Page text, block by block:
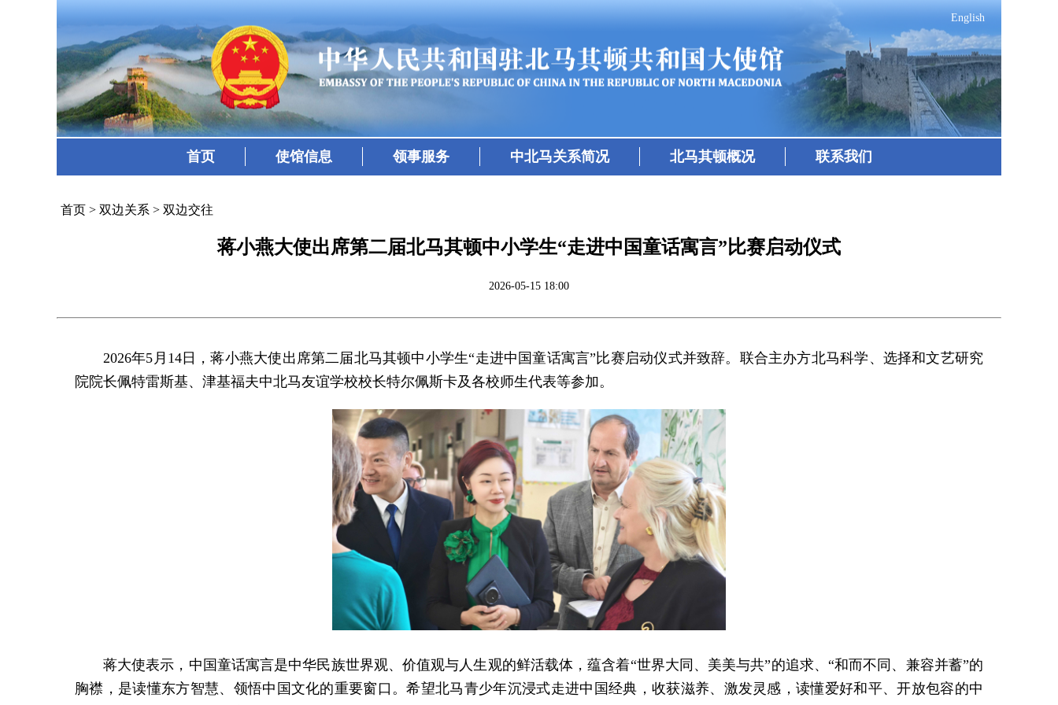
English
首页 使馆信息 领事服务 中北马关系简况 北马其顿概况 联系我们
首页 > 双边关系 > 双边交往
蒋小燕大使出席第二届北马其顿中小学生“走进中国童话寓言”比赛启动仪式
2026-05-15 18:00
2026年5月14日，蒋小燕大使出席第二届北马其顿中小学生“走进中国童话寓言”比赛启动仪式并致辞。联合主办方北马科学、选择和文艺研究
院院长佩特雷斯基、津基福夫中北马友谊学校校长特尔佩斯卡及各校师生代表等参加。
蒋大使表示，中国童话寓言是中华民族世界观、价值观与人生观的鲜活载体，蕴含着“世界大同、美美与共”的追求、“和而不同、兼容并蓄”的
胸襟，是读懂东方智慧、领悟中国文化的重要窗口。希望北马青少年沉浸式走进中国经典，收获滋养、激发灵感，读懂爱好和平、开放包容的中